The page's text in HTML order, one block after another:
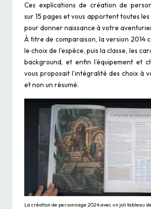
Ces explications de création de
sur 15 pages et vous apportent toutes
pour donner naissance à votre
À titre de comparaison, la version 2014
le choix de l’espèce, puis la classe, les
background, et enfin l’équipement et
vous proposait l’intégralité des choix à
et non un résumé.
La création de personnage 2024 avec un joli tableau